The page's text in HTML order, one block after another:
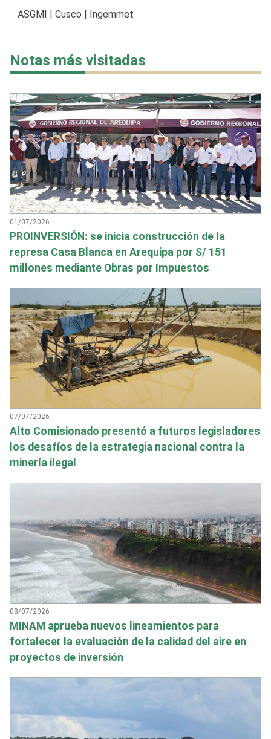
ASGMI
Cusco Ingemmet
Notas más visitadas
01/07/2026
PROINVERSIÓN: se inicia construcción de la
represa Casa Blanca en Arequipa por S/ 151
millones mediante Obras por Impuestos
07/07/2026
Alto Comisionado presentó a futuros legisladores
los desafíos de la estrategia nacional contra la
minería ilegal
08/07/2026
MINAM aprueba nuevos lineamientos para
fortalecer la evaluación de la calidad del aire en
proyectos de inversión